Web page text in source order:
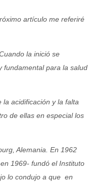
artículo me referiré
la inició se
fundamental para la salud
acidificación y la falta
de ellas en especial los
Alemania. En 1962
1969- fundó el Instituto
lo condujo a que en